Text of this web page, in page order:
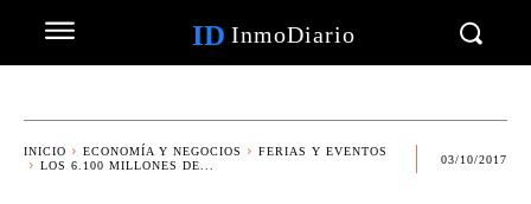
ID InmoDiario
INICIO ECONOMÍA Y NEGOCIOS
FERIAS Y EVENTOS
LOS 6.100 MILLONES DE...
03/10/2017